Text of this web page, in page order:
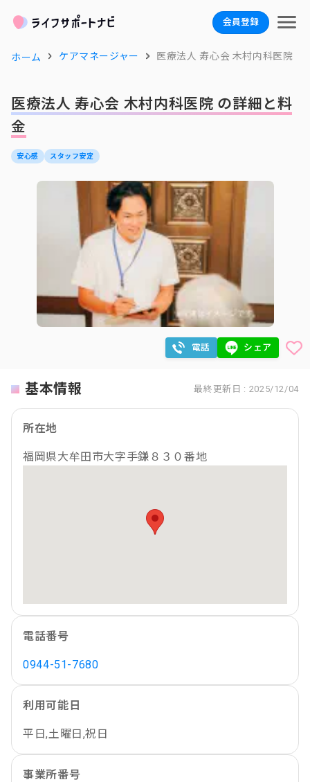
会員登録
ホーム ケアマネージャー 医療法人 寿心会 木村内科医院
医療法人 寿心会 木村内科医院 の詳細と料
金
安心感 スタッフ安定
電話 シェア
基本情報 最終更新日 : 2025/12/04
所在地
福岡県大牟田市大字手鎌８３０番地
電話番号
0944-51-7680
利用可能日
平日,土曜日,祝日
事業所番号